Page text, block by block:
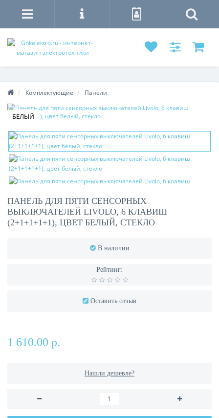
Комплектующие Панели
БЕЛЫЙ
ПАНЕЛЬ ДЛЯ ПЯТИ СЕНСОРНЫХ
ВЫКЛЮЧАТЕЛЕЙ LIVOLO, 6 КЛАВИШ
(2+1+1+1+1), ЦВЕТ БЕЛЫЙ, СТЕКЛО
В наличии
Рейтинг:
Оставить отзыв
1 610.00 р.
Нашли дешевле?